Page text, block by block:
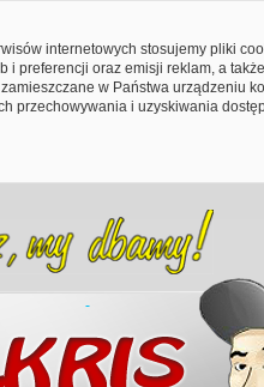
internetowych stosujemy pliki
i preferencji oraz emisji reklam, a
w Państwa urządzeniu
przechowywania i uzyskiwania